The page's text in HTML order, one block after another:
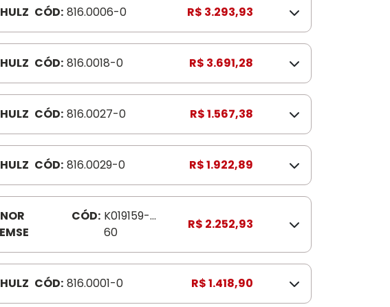
CÓD: 816.0006-0 R$ 3.293,93
CÓD: 816.0018-0 R$ 3.691,28
CÓD: 816.0027-0 R$ 1.567,38
CÓD: 816.0029-0 R$ 1.922,89
CÓD: K019159-
60
R$ 2.252,93
CÓD: 816.0001-0 R$ 1.418,90